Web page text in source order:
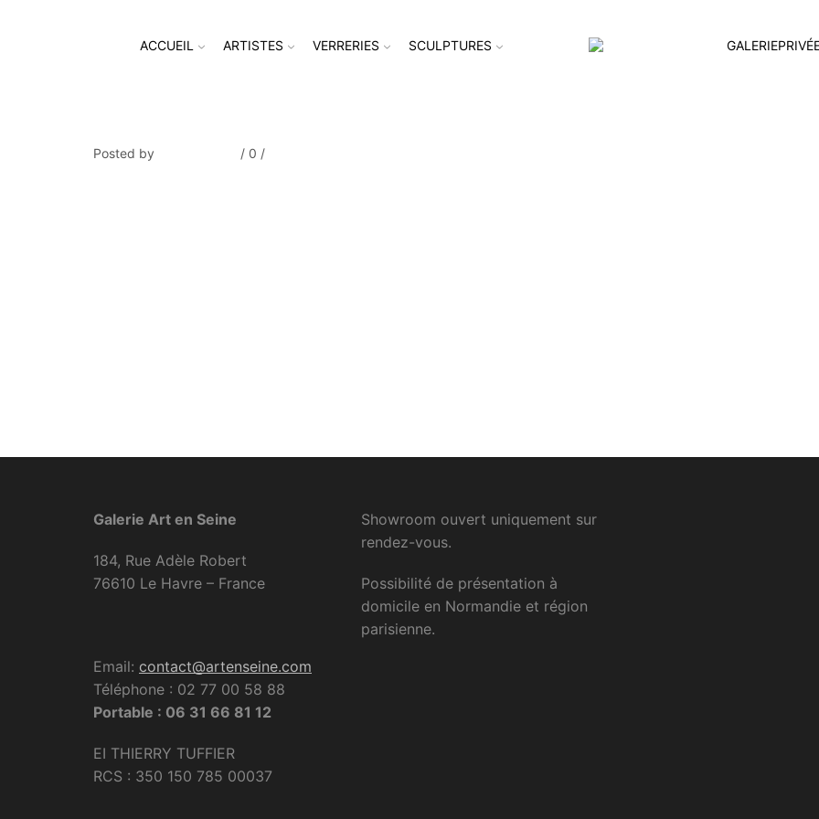
ACCUEIL ARTISTES VERRERIES SCULPTURES
Posted by / 0 /
Galerie Art en Seine
184, Rue Adèle Robert
76610 Le Havre – France
Email: contact@artenseine.com
Téléphone : 02 77 00 58 88
Portable : 06 31 66 81 12
EI THIERRY TUFFIER
RCS : 350 150 785 00037
Showroom ouvert uniquement sur
rendez-vous.
Possibilité de présentation à
domicile en Normandie et région
parisienne.